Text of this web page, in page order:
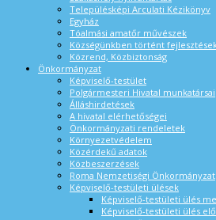
Településképi Arculati Kézikönyv
Egyház
Tóalmási amatőr művészek
Községünkben történt
Közrend, Közbiztonság
Önkormányzat
Képviselő-testület
Polgármesteri Hivatal munkatársai
Álláshirdetések
A hivatal elérhetőségei
Önkormányzati rendeletek
Környezetvédelem
Közérdekű adatok
Közbeszerzések
Roma Nemzetiségi Önkormányzat
Képviselő-testületi ülések
Képviselő-testületi ülés
Képviselő-testületi ülés